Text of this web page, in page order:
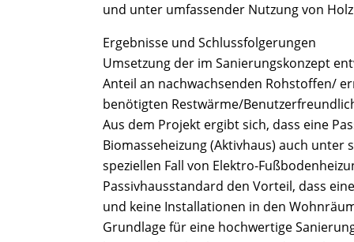
und unter umfassender Nutzung von
Ergebnisse und Schlussfolgerungen
Umsetzung der im Sanierungskonzept
Anteil an nachwachsenden Rohstoffen/
benötigten Restwärme/
Aus dem Projekt ergibt sich, dass eine
Biomasseheizung (Aktivhaus) auch
speziellen Fall von Elektro-
Passivhausstandard den Vorteil, dass
und keine Installationen in den
Grundlage für eine hochwertige